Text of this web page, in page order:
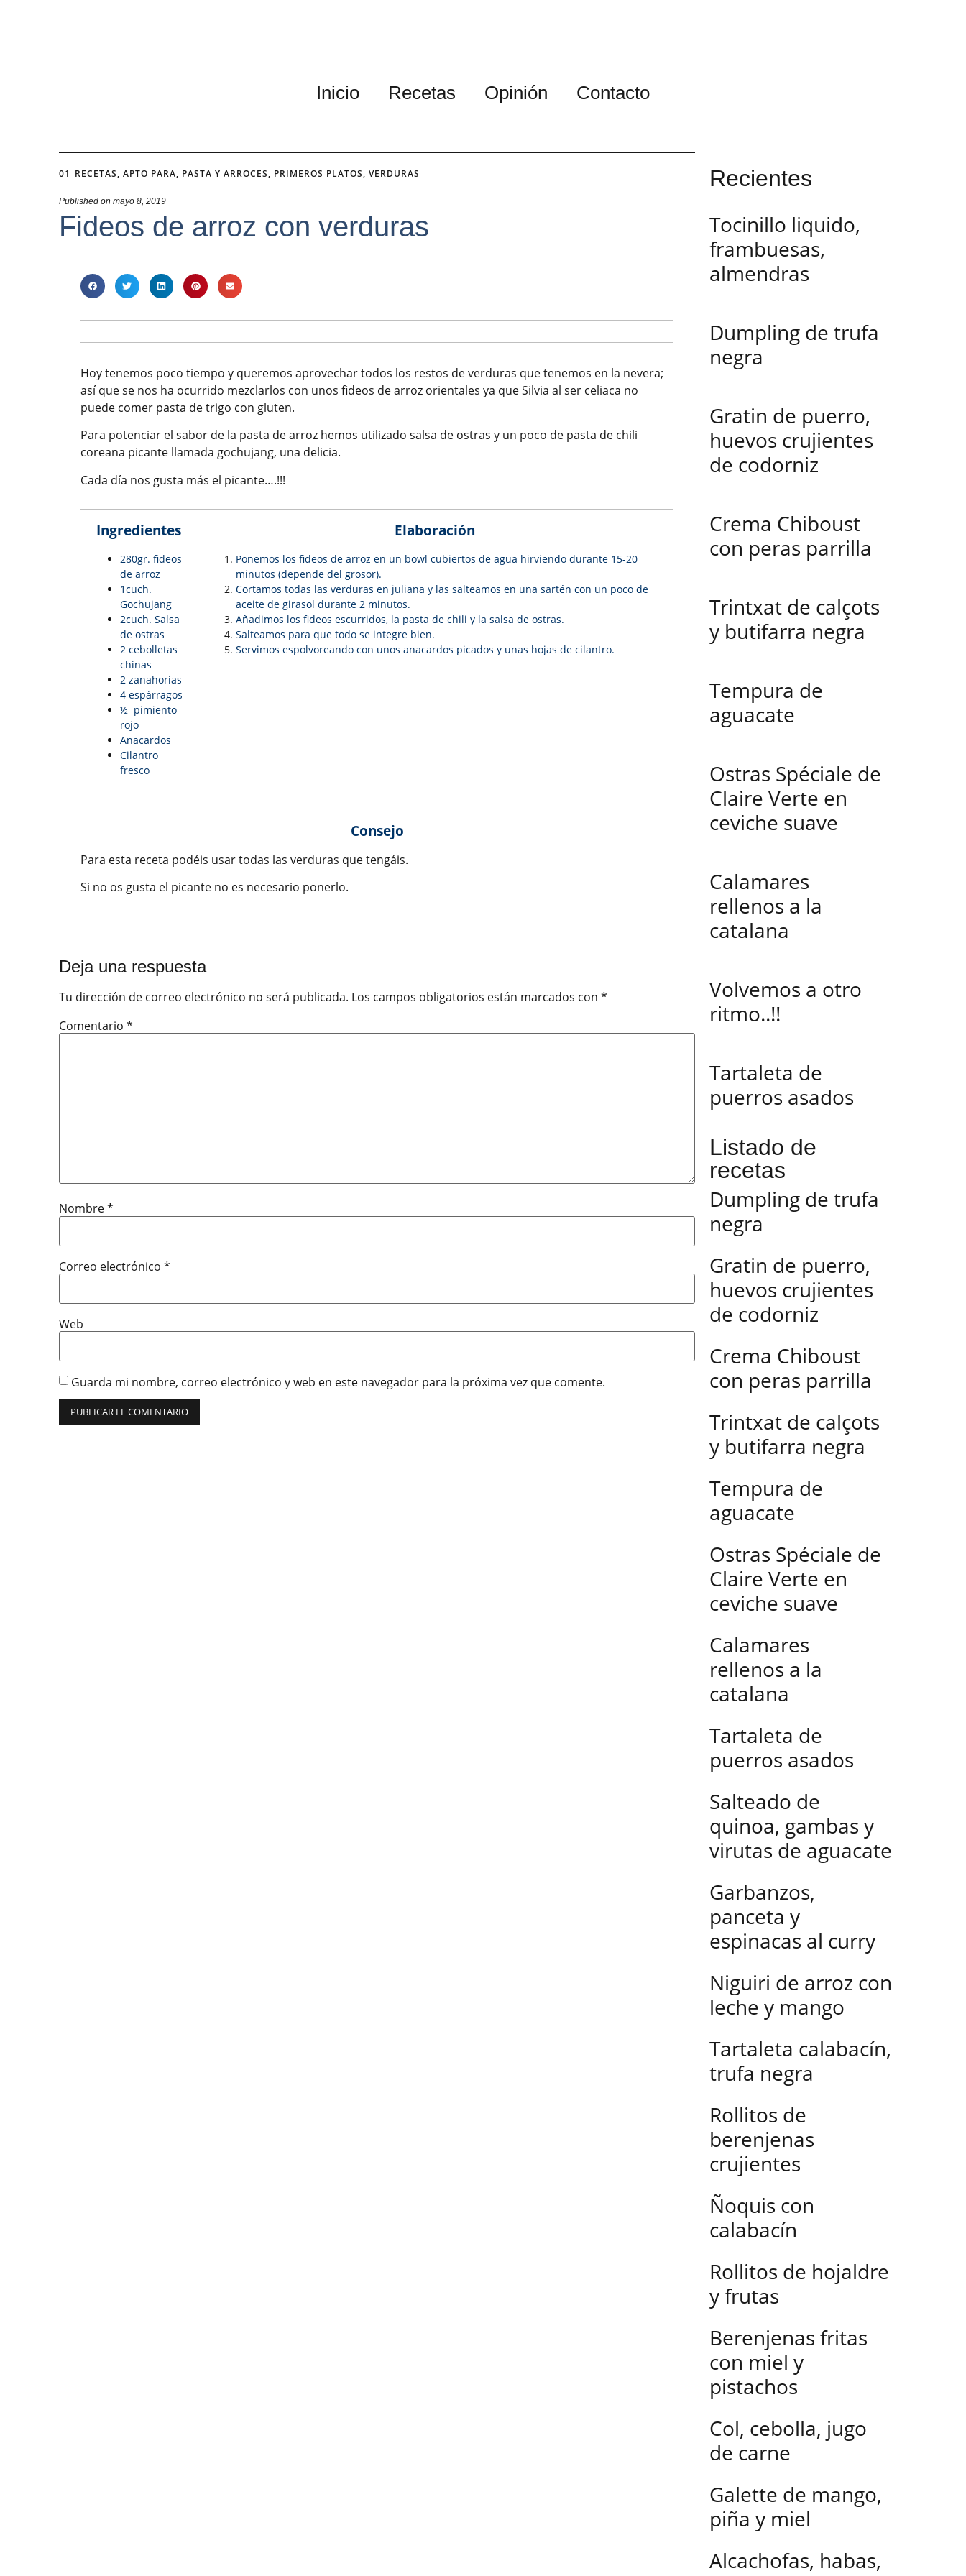
Inicio Recetas Opinión Contacto
01_RECETAS, APTO PARA, PASTA Y ARROCES, PRIMEROS PLATOS, VERDURAS
Published on mayo 8, 2019
Fideos de arroz con verduras
Hoy tenemos poco tiempo y queremos aprovechar todos los restos de verduras que tenemos en la nevera;
así que se nos ha ocurrido mezclarlos con unos fideos de arroz orientales ya que Silvia al ser celiaca no
puede comer pasta de trigo con gluten.
Para potenciar el sabor de la pasta de arroz hemos utilizado salsa de ostras y un poco de pasta de chili
coreana picante llamada gochujang, una delicia.
Cada día nos gusta más el picante….!!!
Ingredientes
280gr. fideos
de arroz
1cuch.
Gochujang
2cuch. Salsa
de ostras
2 cebolletas
chinas
2 zanahorias
4 espárragos
½ pimiento
rojo
Anacardos
Cilantro
fresco
Elaboración
Ponemos los fideos de arroz en un bowl cubiertos de agua hirviendo durante 15-20
minutos (depende del grosor).
Cortamos todas las verduras en juliana y las salteamos en una sartén con un poco de
aceite de girasol durante 2 minutos.
Añadimos los fideos escurridos, la pasta de chili y la salsa de ostras.
Salteamos para que todo se integre bien.
Servimos espolvoreando con unos anacardos picados y unas hojas de cilantro.
Consejo
Para esta receta podéis usar todas las verduras que tengáis.
Si no os gusta el picante no es necesario ponerlo.
Deja una respuesta
Tu dirección de correo electrónico no será publicada. Los campos obligatorios están marcados con *
Comentario *
Nombre*
Correo electrónico *
Web
Guarda mi nombre, correo electrónico y web en este navegador para la próxima vez que comente.
Recientes
Tocinillo liquido,
frambuesas,
almendras
Dumpling de trufa
negra
Gratin de puerro,
huevos crujientes
de codorniz
Crema Chiboust
con peras parrilla
Trintxat de calçots
y butifarra negra
Tempura de
aguacate
Ostras Spéciale de
Claire Verte en
ceviche suave
Calamares
rellenos a la
catalana
Volvemos a otro
ritmo..!!
Tartaleta de
puerros asados
Listado de
recetas
Dumpling de trufa
negra
Gratin de puerro,
huevos crujientes
de codorniz
Crema Chiboust
con peras parrilla
Trintxat de calçots
y butifarra negra
Tempura de
aguacate
Ostras Spéciale de
Claire Verte en
ceviche suave
Calamares
rellenos a la
catalana
Tartaleta de
puerros asados
Salteado de
quinoa, gambas y
virutas de aguacate
Garbanzos,
panceta y
espinacas al curry
Niguiri de arroz con
leche y mango
Tartaleta calabacín,
trufa negra
Rollitos de
berenjenas
crujientes
Ñoquis con
calabacín
Rollitos de hojaldre
y frutas
Berenjenas fritas
con miel y
pistachos
Col, cebolla, jugo
de carne
Galette de mango,
piña y miel
Alcachofas, habas,